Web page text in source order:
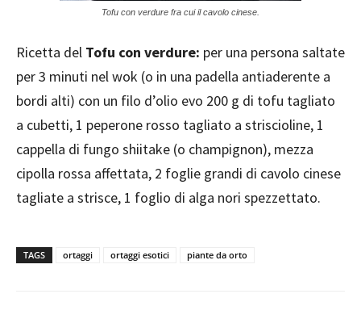
Tofu con verdure fra cui il cavolo cinese.
Ricetta del Tofu con verdure: per una persona saltate
per 3 minuti nel wok (o in una padella antiaderente a
bordi alti) con un filo d’olio evo 200 g di tofu tagliato
a cubetti, 1 peperone rosso tagliato a striscioline, 1
cappella di fungo shiitake (o champignon), mezza
cipolla rossa affettata, 2 foglie grandi di cavolo cinese
tagliate a strisce, 1 foglio di alga nori spezzettato.
TAGS ortaggi ortaggi esotici piante da orto